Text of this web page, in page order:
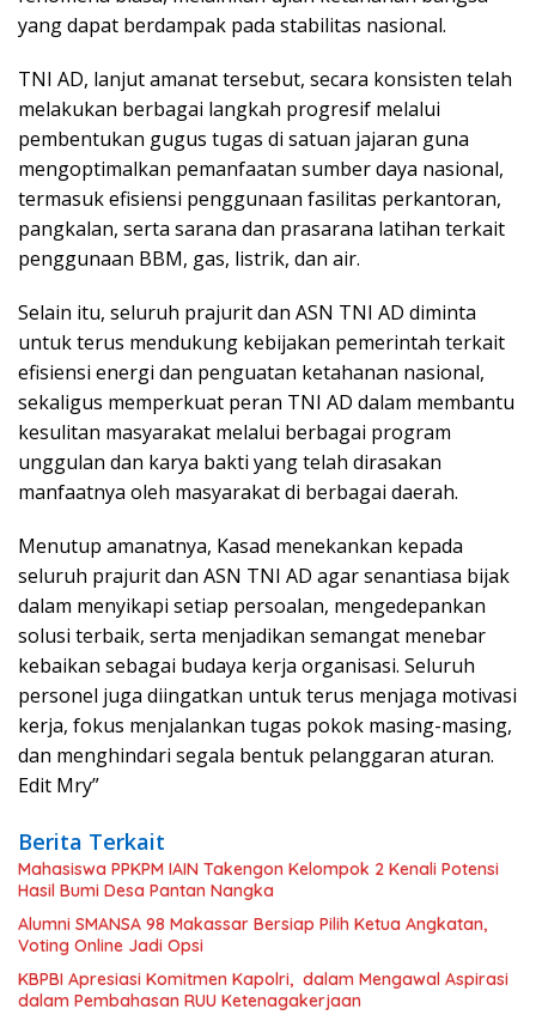
yang dapat berdampak pada stabilitas nasional.
TNI AD, lanjut amanat tersebut, secara konsisten telah
melakukan berbagai langkah progresif melalui
pembentukan gugus tugas di satuan jajaran guna
mengoptimalkan pemanfaatan sumber daya nasional,
termasuk efisiensi penggunaan fasilitas perkantoran,
pangkalan, serta sarana dan prasarana latihan terkait
penggunaan BBM, gas, listrik, dan air.
Selain itu, seluruh prajurit dan ASN TNI AD diminta
untuk terus mendukung kebijakan pemerintah terkait
efisiensi energi dan penguatan ketahanan nasional,
sekaligus memperkuat peran TNI AD dalam membantu
kesulitan masyarakat melalui berbagai program
unggulan dan karya bakti yang telah dirasakan
manfaatnya oleh masyarakat di berbagai daerah.
Menutup amanatnya, Kasad menekankan kepada
seluruh prajurit dan ASN TNI AD agar senantiasa bijak
dalam menyikapi setiap persoalan, mengedepankan
solusi terbaik, serta menjadikan semangat menebar
kebaikan sebagai budaya kerja organisasi. Seluruh
personel juga diingatkan untuk terus menjaga motivasi
kerja, fokus menjalankan tugas pokok masing-masing,
dan menghindari segala bentuk pelanggaran aturan.
Edit Mry”
Berita Terkait
Mahasiswa PPKPM IAIN Takengon Kelompok 2 Kenali Potensi
Hasil Bumi Desa Pantan Nangka
Alumni SMANSA 98 Makassar Bersiap Pilih Ketua Angkatan,
Voting Online Jadi Opsi
KBPBI Apresiasi Komitmen Kapolri, dalam Mengawal Aspirasi
dalam Pembahasan RUU Ketenagakerjaan